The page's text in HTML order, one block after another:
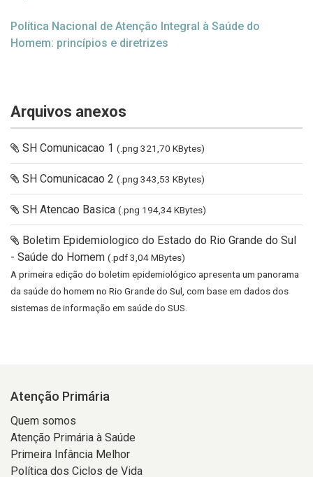
Política Nacional de Atenção Integral à Saúde do
Homem: princípios e diretrizes
Arquivos anexos
SH Comunicacao 1 (.png 321,70 KBytes)
SH Comunicacao 2 (.png 343,53 KBytes)
SH Atencao Basica (.png 194,34 KBytes)
Boletim Epidemiologico do Estado do Rio Grande do Sul
- Saúde do Homem (.pdf 3,04 MBytes)
A primeira edição do boletim epidemiológico apresenta um panorama
da saúde do homem no Rio Grande do Sul, com base em dados dos
sistemas de informação em saúde do SUS.
Atenção Primária
Quem somos
Atenção Primária à Saúde
Primeira Infância Melhor
Política dos Ciclos de Vida